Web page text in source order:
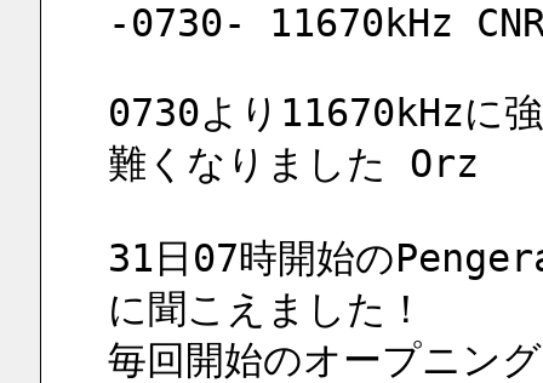
-0730- 11670kHz
0730より11670kHzに
難くなりました Orz
31日07時開始の
に聞こえました！
毎回開始のオープニン